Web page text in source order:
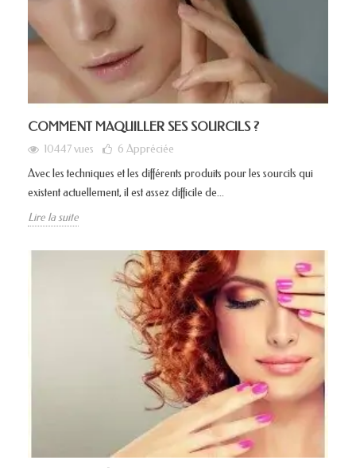
COMMENT MAQUILLER SES SOURCILS ?
10447 vues 6 Appréciée
Avec les techniques et les différents produits pour les sourcils qui
existent actuellement, il est assez difficile de...
Lire la suite